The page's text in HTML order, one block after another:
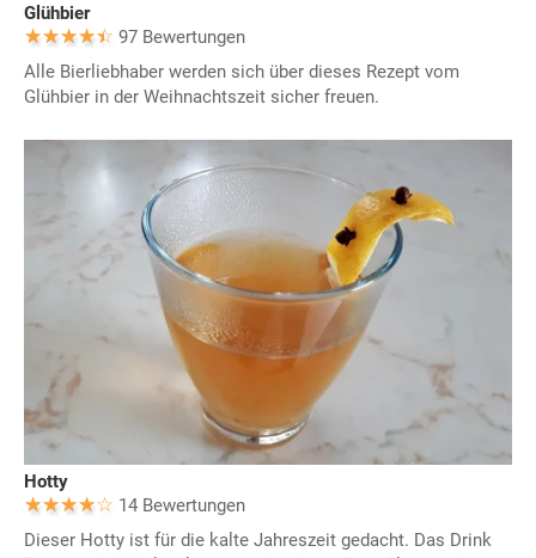
Glühbier
97 Bewertungen
Alle Bierliebhaber werden sich über dieses Rezept vom
Glühbier in der Weihnachtszeit sicher freuen.
Hotty
14 Bewertungen
Dieser Hotty ist für die kalte Jahreszeit gedacht. Das Drink